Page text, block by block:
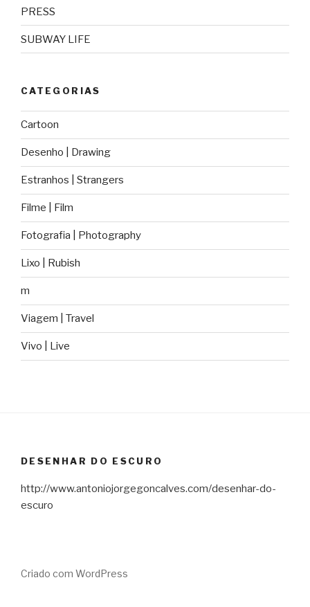
PRESS
SUBWAY LIFE
CATEGORIAS
Cartoon
Desenho | Drawing
Estranhos | Strangers
Filme | Film
Fotografia | Photography
Lixo | Rubish
m
Viagem | Travel
Vivo | Live
DESENHAR DO ESCURO
http://www.antoniojorgegoncalves.com/desenhar-do-
escuro
Criado com WordPress